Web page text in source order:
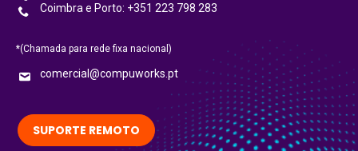
Coimbra e Porto: +351 223 798 283
*(Chamada para rede fixa nacional)
comercial@compuworks.pt
SUPORTE REMOTO